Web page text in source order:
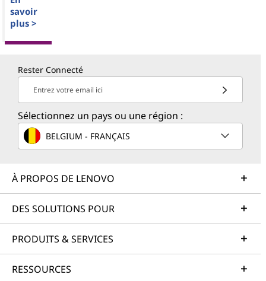
savoir
plus >
Rester Connecté
Entrez votre email ici
Sélectionnez un pays ou une région :
BELGIUM - FRANÇAIS
À PROPOS DE LENOVO
DES SOLUTIONS POUR
PRODUITS & SERVICES
RESSOURCES